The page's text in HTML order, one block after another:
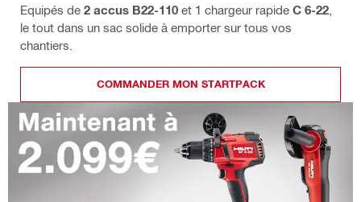
Equipés de 2 accus B22-110 et 1 chargeur rapide C 6-22
le tout dans un sac solide à emporter sur tous vos
chantiers.
COMMANDER MON STARTPACK